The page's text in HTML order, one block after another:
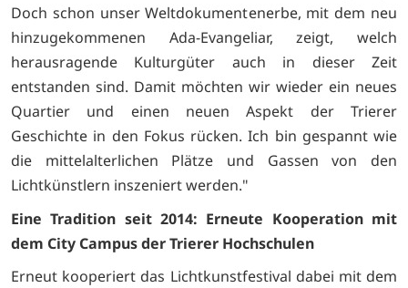
Doch schon unser Weltdokumentenerbe, mit dem neu
hinzugekommenen Ada-Evangeliar, zeigt, welch
herausragende Kulturgüter auch in dieser Zeit
entstanden sind. Damit möchten wir wieder ein neues
Quartier und einen neuen Aspekt der Trierer
Geschichte in den Fokus rücken. Ich bin gespannt wie
die mittelalterlichen Plätze und Gassen von den
Lichtkünstlern inszeniert werden."
Eine Tradition seit 2014: Erneute Kooperation mit
dem City Campus der Trierer Hochschulen
Erneut kooperiert das Lichtkunstfestival dabei mit dem